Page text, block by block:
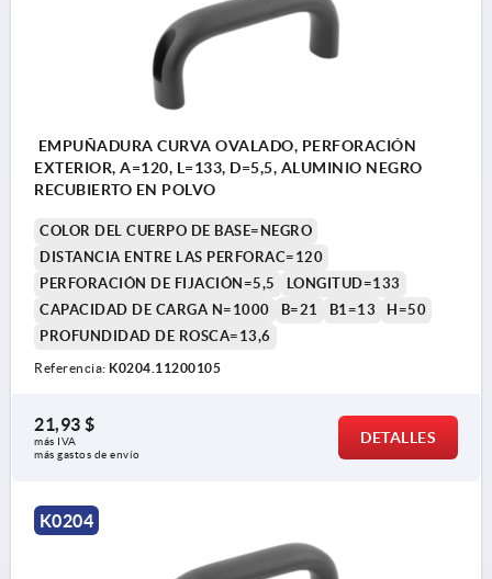
EMPUÑADURA CURVA OVALADO, PERFORACIÓN
EXTERIOR, A=120, L=133, D=5,5, ALUMINIO NEGRO
RECUBIERTO EN POLVO
COLOR DEL CUERPO DE BASE=NEGRO
DISTANCIA ENTRE LAS PERFORAC=120
PERFORACIÓN DE FIJACIÓN=5,5
LONGITUD=133
CAPACIDAD DE CARGA N=1000
B=21 B1=13
H=50
PROFUNDIDAD DE ROSCA=13,6
Referencia: K0204.11200105
21,93 $
más IVA
más gastos de envío
DETALLES
K0204